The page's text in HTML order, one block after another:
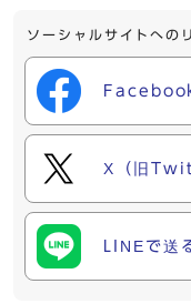
ソーシャルサイトへの
X（旧
LINEで送